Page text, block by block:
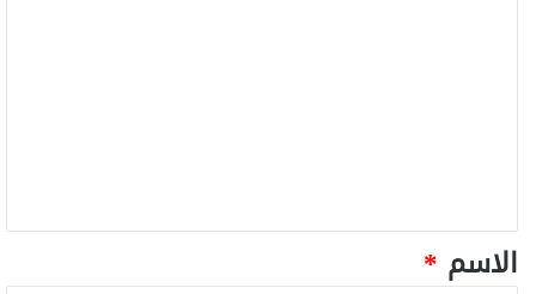
الاسم *